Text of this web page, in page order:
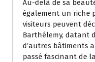
Au-delà de sa
également un riche
visiteurs peuvent
Barthélemy, datant
d’autres bâtiments
passé fascinant de